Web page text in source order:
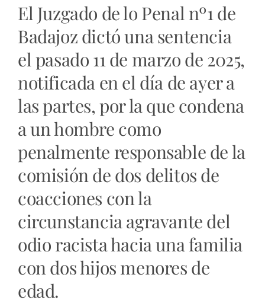
El Juzgado de lo Penal nº1 de
Badajoz dictó una sentencia
el pasado 11 de marzo de 2025,
notificada en el día de ayer a
las partes, por la que condena
a un hombre como
penalmente responsable de la
comisión de dos delitos de
coacciones con la
circunstancia agravante del
odio racista hacia una familia
con dos hijos menores de
edad.